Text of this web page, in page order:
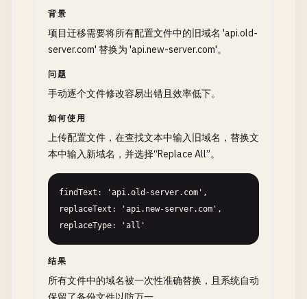
背景
项目迁移需要将所有配置文件中的旧域名 'api.old-
server.com' 替换为 'api.new-server.com'。
问题
手动逐个文件修改容易出错且效率低下。
如何使用
上传配置文件，在查找文本中输入旧域名，替换文
本中输入新域名，并选择“Replace All”。
findText: 'api.old-server.com',
replaceText: 'api.new-server.com',
replaceType: 'all'
结果
所有文件中的域名被一次性准确替换，且系统自动